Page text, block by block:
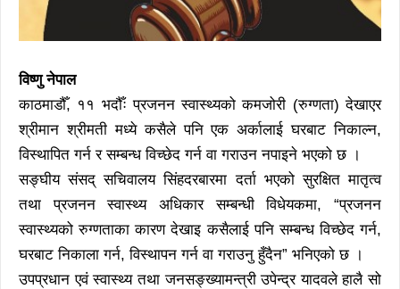
विष्णु नेपाल
काठमाडौँ, ११ भदौँः प्रजनन स्वास्थ्यको कमजोरी (रुग्णता) देखाएर
श्रीमान श्रीमती मध्ये कसैले पनि एक अर्कालाई घरबाट निकाल्न,
विस्थापित गर्न र सम्बन्ध विच्छेद गर्न वा गराउन नपाइने भएको छ ।
सङ्घीय संसद् सचिवालय सिंहदरबारमा दर्ता भएको सुरक्षित मातृत्व
तथा प्रजनन स्वास्थ्य अधिकार सम्बन्धी विधेयकमा, “प्रजनन
स्वास्थ्यको रुग्णताका कारण देखाइ कसैलाई पनि सम्बन्ध विच्छेद गर्न,
घरबाट निकाला गर्न, विस्थापन गर्न वा गराउनु हुँदैन” भनिएको छ ।
उपप्रधान एवं स्वास्थ्य तथा जनसङ्ख्यामन्त्री उपेन्द्र यादवले हालै सो